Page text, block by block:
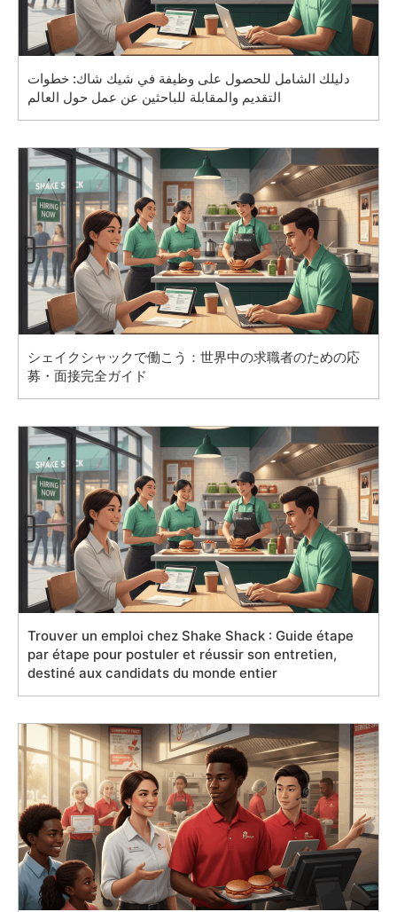
دليلك الشامل للحصول على وظيفة في شيك شاك: خطوات
التقديم والمقابلة للباحثين عن عمل حول العالم
シェイクシャックで働こう：世界中の求職者のための応
募・面接完全ガイド
Trouver un emploi chez Shake Shack : Guide étape
par étape pour postuler et réussir son entretien,
destiné aux candidats du monde entier